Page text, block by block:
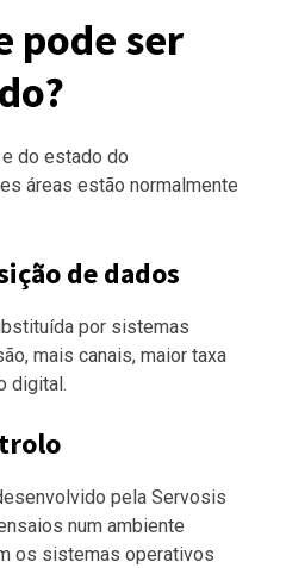
pode ser
do estado do
áreas estão normalmente
de dados
por sistemas
mais canais, maior taxa
digital.
pela Servosis
num ambiente
os sistemas operativos